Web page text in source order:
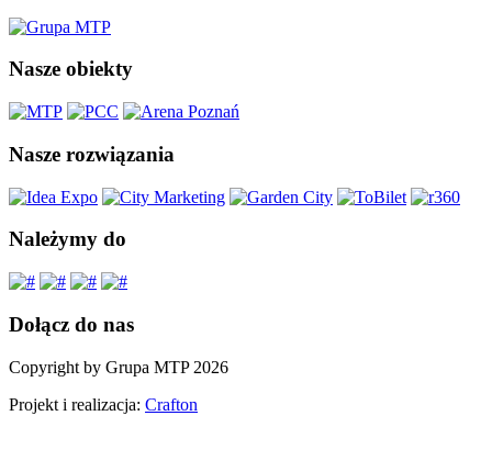
Nasze obiekty
Nasze rozwiązania
Należymy do
Dołącz do nas
Copyright by Grupa MTP 2026
Projekt i realizacja: Crafton